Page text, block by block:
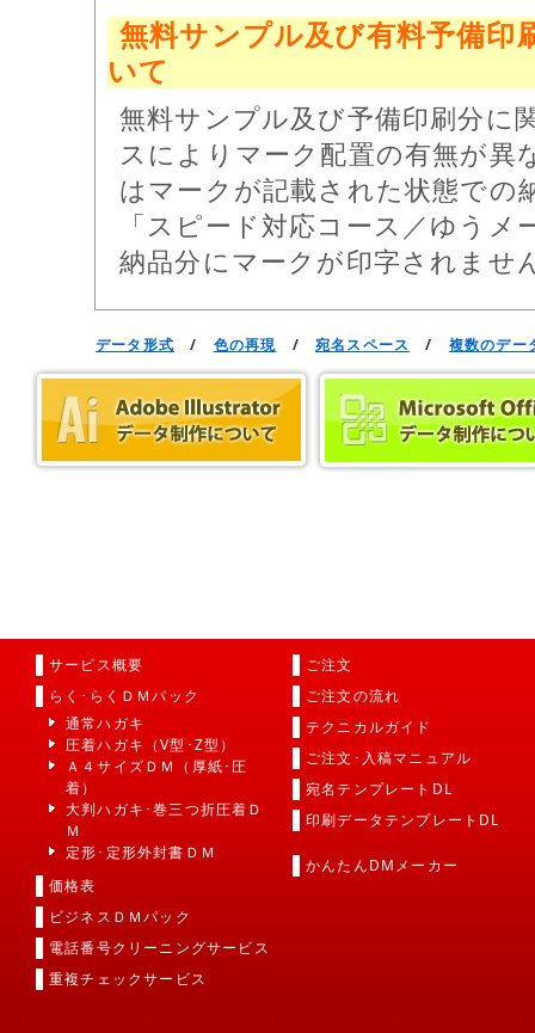
無料サンプル及び有料予備印
いて
無料サンプル及び予備印刷分に
スによりマーク配置の有無が異
はマークが記載された状態での
「スピード対応コース／ゆうメ
納品分にマークが印字されませ
データ形式 / 色の再現 /宛名スペース / 複数のデー
サービス概要
らく･らくＤＭパック
通常ハガキ
圧着ハガキ（V型･Z型）
Ａ４サイズＤＭ（厚紙･圧
着）
大判ハガキ･巻三つ折圧着Ｄ
Ｍ
定形･定形外封書ＤＭ
価格表
ビジネスＤＭパック
電話番号クリーニングサービス
重複チェックサービス
ご注文
ご注文の流れ
テクニカルガイド
ご注文･入稿マニュアル
宛名テンプレートDL
印刷データテンプレートDL
かんたんDMメーカー